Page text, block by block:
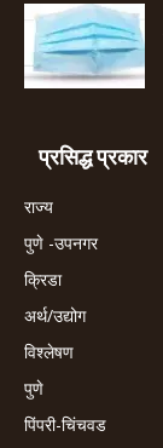
प्रसिद्ध प्रकार
राज्य
पुणे -उपनगर
क्रिडा
अर्थ/उद्योग
विश्लेषण
पुणे
पिंपरी-चिंचवड